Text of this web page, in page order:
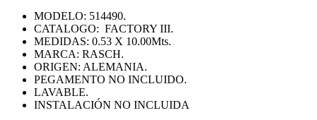
was:
$1,850.00.
is:
$1,290.00.
MODELO: 514490.
CATALOGO: FACTORY III.
MEDIDAS: 0.53 X 10.00Mts.
MARCA: RASCH.
ORIGEN: ALEMANIA.
PEGAMENTO NO INCLUIDO.
LAVABLE.
INSTALACIÓN NO INCLUIDA